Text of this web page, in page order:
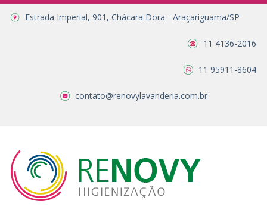
Estrada Imperial, 901, Chácara Dora - Araçariguama/SP
11 4136-2016
11 95911-8604
contato@renovylavanderia.com.br